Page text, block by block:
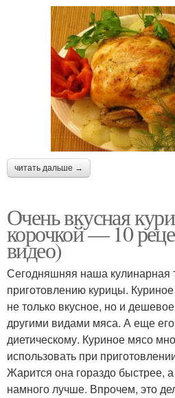
читать дальше →
Очень вкусная
корочкой — 10
видео)
Сегодняшняя наша кулинарная
приготовлению курицы.
не только вкусное, но и
другими видами мяса. А еще его
диетическому. Куриное мясо
использовать при
Жарится она гораздо быстрее,
намного лучше. Впрочем, это